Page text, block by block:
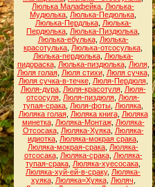
Люлька Малафейка Люлька-
Мудюлька Люлька-Педюлька
Люлька-Пердлька, Люлька-
Пердюлька Люлька-Пиздюлька
Люлька-ебулька, Люлька-
красотулька Люлька-отсосулька
Люлька-пердюлька, Люлька-
пидораска, Люлька-пиздюлька, Люля,
Люля голая, Люля стихи, Люля сучка,
Люля сучка-в-течке, Люля-Пердюля,
Люля-дура, Люля-красотуля, Люля-
отсосуля Люля-пиздюля Люля-
тупая-срака Люля-фоты Люляка
Люляка голая, Люляка книга, Люляка
минетка, Люляка-Монтаж, Люляка-
Отсосака, Люляка-Хуяка, Люляка-
идиотка Люляка-мокрая срака
Люляка-мокрая-срака Люляка-
отсосака, Люляка-срака, Люляка-
тупая-срака Люляка-хуесосака
Люляка-хуй-ей-в-сраку, Люляка-
хуяка, Люляка=Хуяка, Люляч